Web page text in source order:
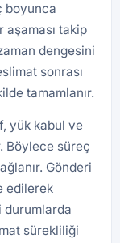
boyunca
aşaması takip
dengesini
sonrası
tamamlanır.
yük kabul ve
Böylece süreç
Gönderi
edilerek
durumlarda
sürekliliği